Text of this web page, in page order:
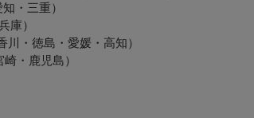
・三重）
庫）
・徳島・愛媛・高知）
・鹿児島）